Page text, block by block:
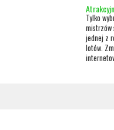
Tylko
mistrzów
jednej z
lotów.